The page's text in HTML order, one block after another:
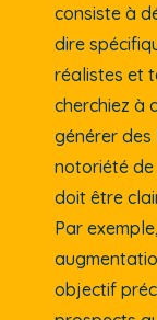
consiste à
dire
réalistes et
cherchiez à
générer
notoriété
doit être
Par
objectif